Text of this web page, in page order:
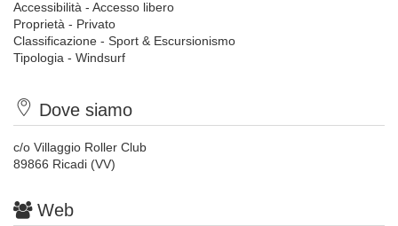
Accessibilità - Accesso libero
Proprietà - Privato
Classificazione - Sport & Escursionismo
Tipologia - Windsurf
Dove siamo
c/o Villaggio Roller Club
89866 Ricadi (VV)
Web